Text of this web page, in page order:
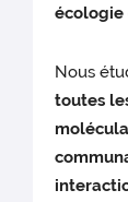
écologie
Nous
toutes